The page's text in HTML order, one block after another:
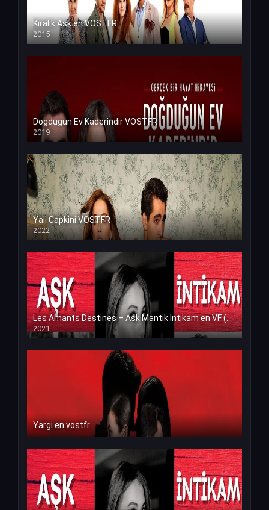
Kiralik Ask en VOSTFR
2015
Dogdugun Ev Kaderindir VOSTFR
2019
Yali Capkini VOSTFR
2022
Les Amants Destines – Ask Mantik İntikam en VF (Voix Francaise)
2021
Yargi en vostfr